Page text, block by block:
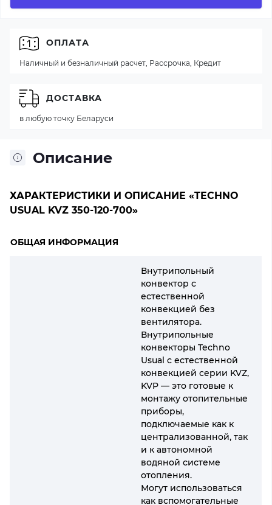
Описание
ХАРАКТЕРИСТИКИ И ОПИСАНИЕ «TECHNO
USUAL KVZ 350-120-700»
ОБЩАЯ ИНФОРМАЦИЯ
Внутрипольный
конвектор с
естественной
конвекцией без
вентилятора.
Внутрипольные
конвекторы Techno
Usual с естественной
конвекцией серии KVZ,
KVP — это готовые к
монтажу отопительные
приборы,
подключаемые как к
централизованной, так
и к автономной
водяной системе
отопления.
Могут использоваться
как вспомогательные
ОПЛАТА
Наличный и безналичный расчет, Рассрочка, Кредит
ДОСТАВКА
в любую точку Беларуси